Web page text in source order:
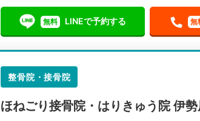
無料 LINEで予約する 無
整骨院・接骨院
ほねごり接骨院・はりきゅう院 伊